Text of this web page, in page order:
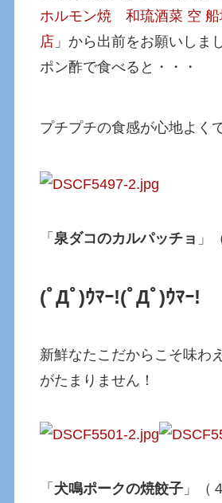
ホルモン焼 和琉酒菜 空 船
店 」から出前をお願いしま
ポン酢で食べると・・・
プチプチの食感が心地よく
「 泉ダコのカルパッチョ 」
(ﾟДﾟ)ｳﾏｰ!(ﾟДﾟ)ｳﾏｰ!
新鮮なたこだからこそ味わ
がたまりません！
「 犬鳴ポークの焼餃子 」（